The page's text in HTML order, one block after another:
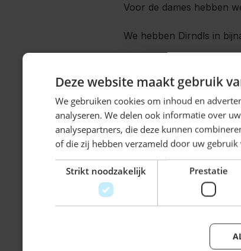
Voor de dames hebben
We hebben Dirndls in
Voor 21:00 besteld is
anziehen!
Deze website maakt gebruik
We gebruiken cookies om inhoud en
analyseren. We delen ook informatie over
analysepartners, die deze kunnen
of die zij hebben verzameld door uw gebruik
Strikt noodzakelijk Prestatie
Schrijf je nu in voor de
tot
Voor- en